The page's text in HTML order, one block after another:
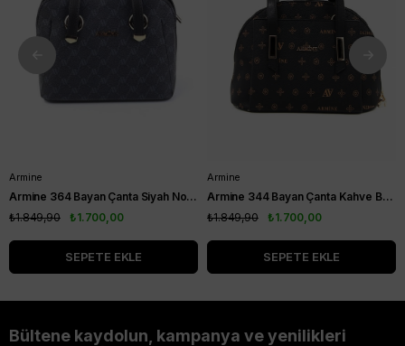
Armine
Armine 364 Bayan Çanta Siyah Noktalı
₺1.700,00
₺1.849,90
SEPETE EKLE
Armine
Armine 344 Bayan Çanta Kahve Baskılı
₺1.700,00
₺1.849,90
SEPETE EKLE
Bültene kaydolun, kampanya ve yenilikleri